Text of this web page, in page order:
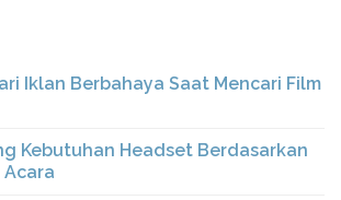
Iklan Berbahaya Saat Mencari Film
Kebutuhan Headset Berdasarkan